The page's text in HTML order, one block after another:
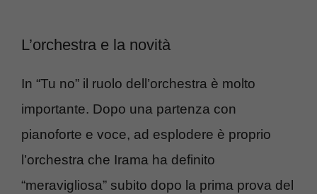
L’orchestra e la novità
In “Tu no” il ruolo dell’orchestra è molto
importante. Dopo una partenza con
pianoforte e voce, ad esplodere è proprio
l’orchestra che Irama ha definito
“meravigliosa” subito dopo la prima prova del